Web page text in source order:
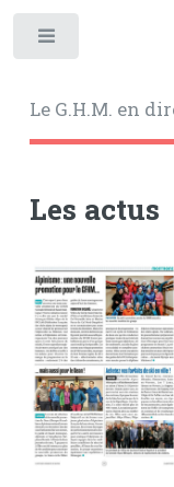
Le G.H.M. en
Les actus